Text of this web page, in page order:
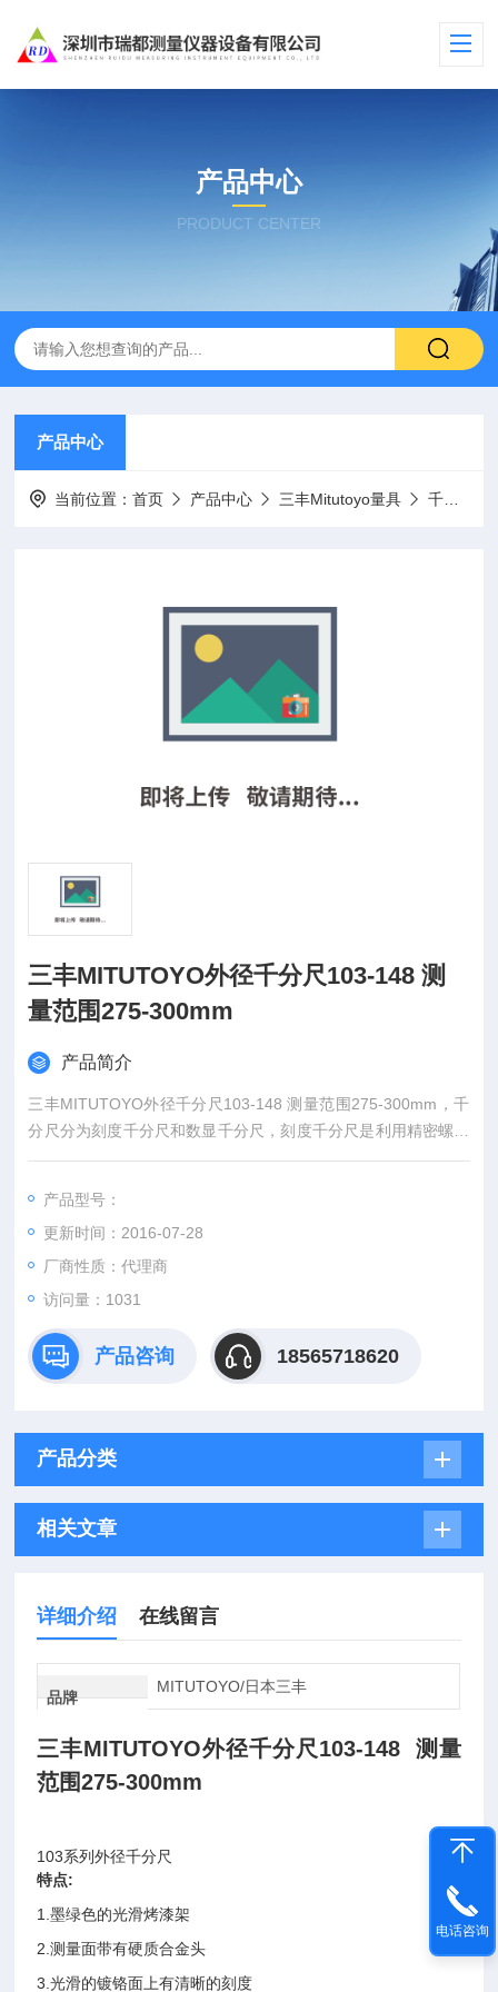
产品中心
PRODUCT CENTER
产品中心
当前位置：首页 产品中心 三丰Mitutoyo量具 千分尺
三丰MITUTOYO外径千分尺103-148 测
量范围275-300mm
产品简介
三丰MITUTOYO外径千分尺103-148 测量范围275-300mm，千
分尺分为刻度千分尺和数显千分尺，刻度千分尺是利用精密螺纹
副原理测长的手携式通用长度测量工具。数显千分尺是测量系统
产品型号：
更新时间：2016-07-28
厂商性质：代理商
访问量：1031
产品咨询 18565718620
产品分类
相关文章
详细介绍 在线留言
品牌
MITUTOYO/日本三丰
三丰MITUTOYO外径千分尺103-148 测量
范围275-300mm
103系列外径千分尺
特点:
1.墨绿色的光滑烤漆架
2.测量面带有硬质合金头
3.光滑的镀铬面上有清晰的刻度
电话咨询